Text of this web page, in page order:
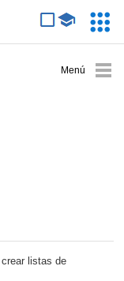
listas de